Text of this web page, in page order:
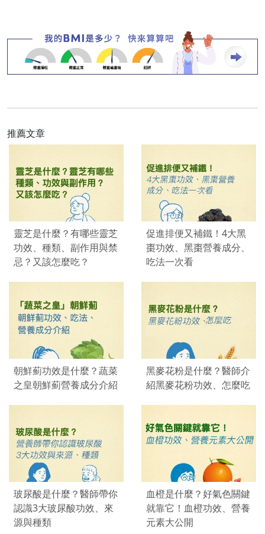
推薦文章
靈芝是什麼？有哪些靈芝
功效、種類、副作用與禁
忌？又該怎麼吃？
促進排便又補鐵！4大黑
棗功效、黑棗營養成分、
吃法一次看
朝鮮薊功效是什麼？蔬菜
之皇朝鮮薊營養成分介紹
黑麥花粉是什麼？醫師介
紹黑麥花粉功效、怎麼吃
玻尿酸是什麼？醫師帶你
認識3大玻尿酸功效、來
源與種類
血橙是什麼？好氣色關鍵
就靠它！血橙功效、營養
元素大公開